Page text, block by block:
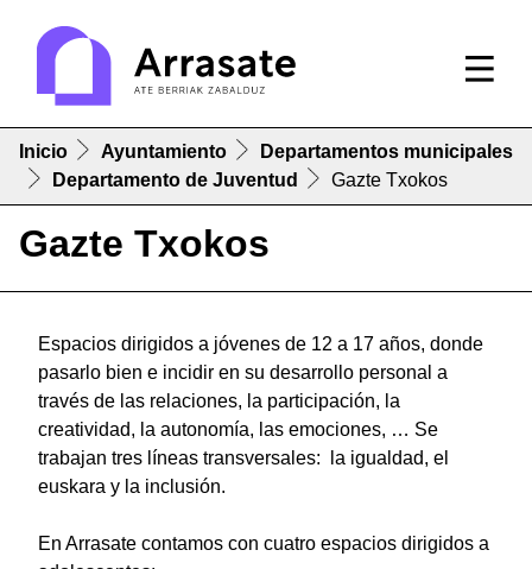
Inicio Ayuntamiento
Departamentos municipales
Departamento de Juventud
Gazte Txokos
Gazte Txokos
Espacios dirigidos a jóvenes de 12 a 17 años, donde
pasarlo bien e incidir en su desarrollo personal a
través de las relaciones, la participación, la
creatividad, la autonomía, las emociones, … Se
trabajan tres líneas transversales: la igualdad, el
euskara y la inclusión.
En Arrasate contamos con cuatro espacios dirigidos a